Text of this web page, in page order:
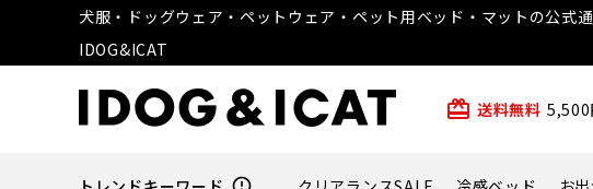
犬服・ドッグウェア・ペットウェア・ペット用ベッド・マットの公式
IDOG&ICAT
card_giftcard 送料無料 5,500